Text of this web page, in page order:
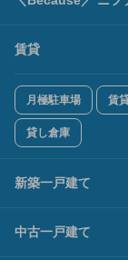
賃貸
月極駐車場 賃
貸し倉庫
新築一戸建て
中古一戸建て